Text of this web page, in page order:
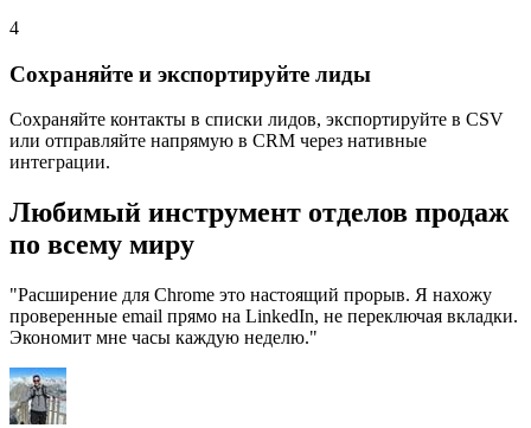
4
Сохраняйте и экспортируйте лиды
Сохраняйте контакты в списки лидов, экспортируйте в CSV
или отправляйте напрямую в CRM через нативные
интеграции.
Любимый инструмент отделов продаж
по всему миру
"Расширение для Chrome это настоящий прорыв. Я нахожу
проверенные email прямо на LinkedIn, не переключая вкладки.
Экономит мне часы каждую неделю."